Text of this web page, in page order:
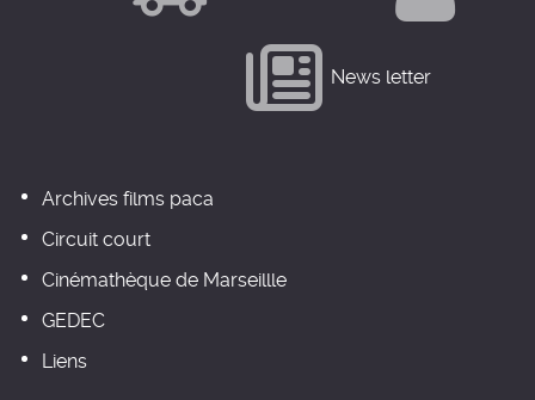
News letter
Archives films paca
Circuit court
Cinémathèque de Marseillle
GEDEC
Liens